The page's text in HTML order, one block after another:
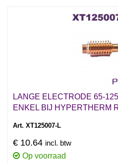
LANGE ELECTRODE 65-
ENKEL BIJ HYPERTHERM
Art. XT125007-L
€ 10.64 incl. btw
Op voorraad